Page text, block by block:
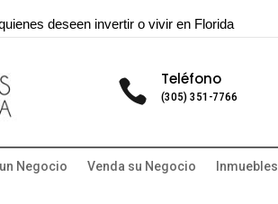
deseen invertir o vivir en Florida
 Teléfono
(305) 351-7766
Negocio Venda su Negocio Inmuebles